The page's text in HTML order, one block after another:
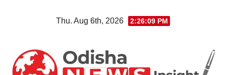
Thu. Aug 6th, 2026 2:26:10 PM